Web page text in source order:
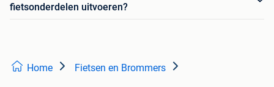
fietsonderdelen uitvoeren?
Home Fietsen en Brommers